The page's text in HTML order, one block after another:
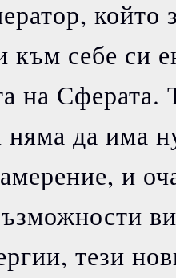
който
към себе си
на Сферата.
няма да има
и
тези